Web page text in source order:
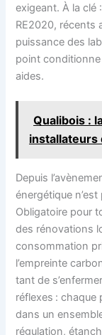
exigeant. À la clé
RE2020, récents
puissance des
point conditionne
aides.
Qualibois :
installateurs
Depuis
énergétique
Obligatoire pour
des rénovations
consommation
l’empreinte
tant de
réflexes : chaque
dans un
régulation,